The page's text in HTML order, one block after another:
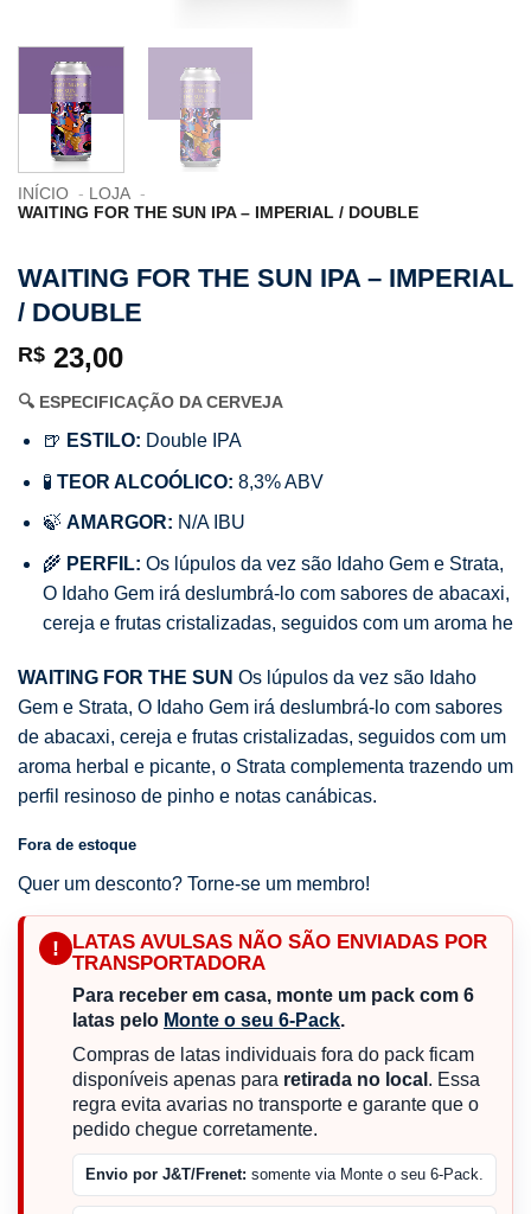
INÍCIO
LOJA
WAITING FOR THE SUN IPA – IMPERIAL / DOUBLE
WAITING FOR THE SUN IPA – IMPERIAL
/ DOUBLE
R$ 23,00
🔍 ESPECIFICAÇÃO DA CERVEJA
🍺 ESTILO: Double IPA
🧪 TEOR ALCOÓLICO: 8,3% ABV
🍃 AMARGOR: N/A IBU
🌾 PERFIL: Os lúpulos da vez são Idaho Gem e Strata,
O Idaho Gem irá deslumbrá-lo com sabores de abacaxi,
cereja e frutas cristalizadas, seguidos com um aroma he
WAITING FOR THE SUN Os lúpulos da vez são Idaho
Gem e Strata, O Idaho Gem irá deslumbrá-lo com sabores
de abacaxi, cereja e frutas cristalizadas, seguidos com um
aroma herbal e picante, o Strata complementa trazendo um
perfil resinoso de pinho e notas canábicas.
Fora de estoque
Quer um desconto? Torne-se um membro!
!
LATAS AVULSAS NÃO SÃO ENVIADAS POR
TRANSPORTADORA
Para receber em casa, monte um pack com 6
latas pelo Monte o seu 6-Pack.
Compras de latas individuais fora do pack ficam
disponíveis apenas para retirada no local . Essa
regra evita avarias no transporte e garante que o
pedido chegue corretamente.
Envio por J&T/Frenet: somente via Monte o seu 6-Pack.